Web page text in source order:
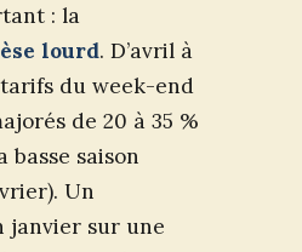
: la
lourd. D’avril à
du week-end
de 20 à 35 %
saison
Un
janvier sur une